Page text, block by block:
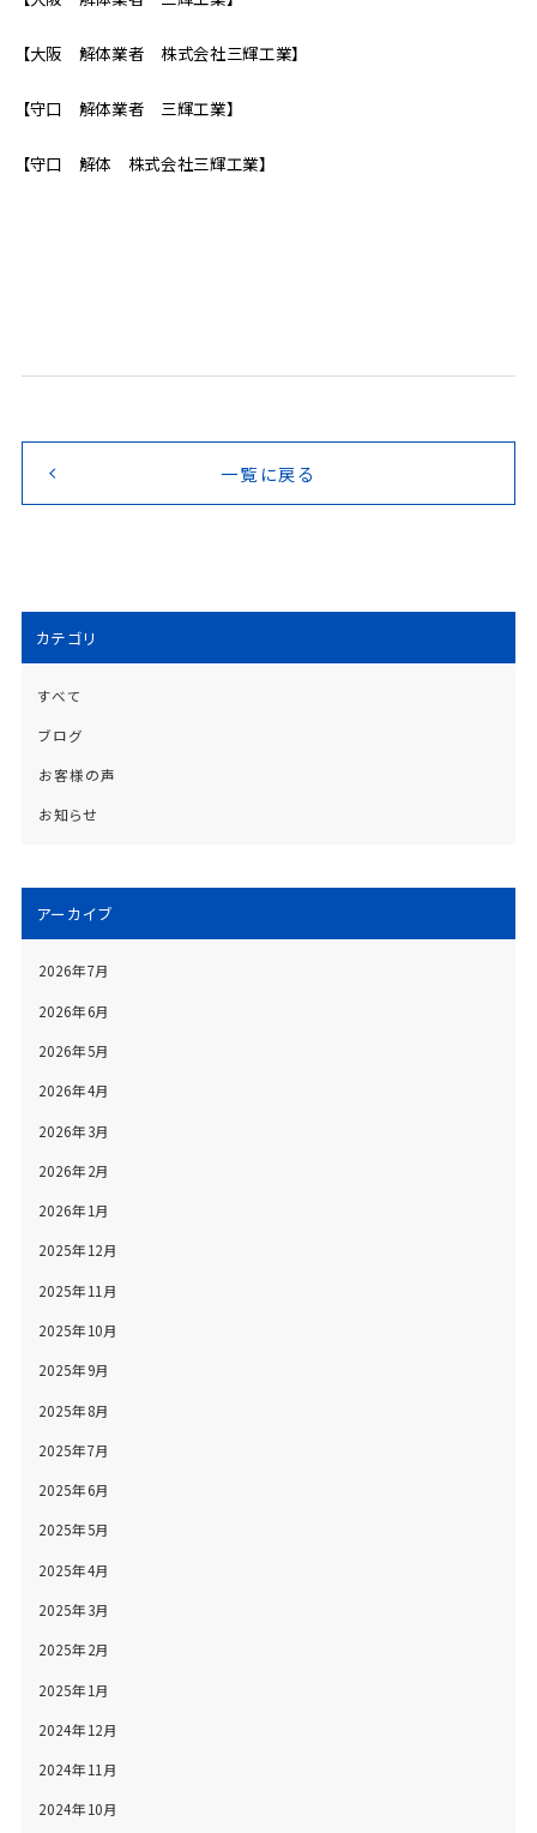
【大阪 解体業者 株式会社三輝工業】
【守口 解体業者 三輝工業】
【守口 解体 株式会社三輝工業】
一覧に戻る
カテゴリ
すべて
ブログ
お客様の声
お知らせ
アーカイブ
2026年7月
2026年6月
2026年5月
2026年4月
2026年3月
2026年2月
2026年1月
2025年12月
2025年11月
2025年10月
2025年9月
2025年8月
2025年7月
2025年6月
2025年5月
2025年4月
2025年3月
2025年2月
2025年1月
2024年12月
2024年11月
2024年10月